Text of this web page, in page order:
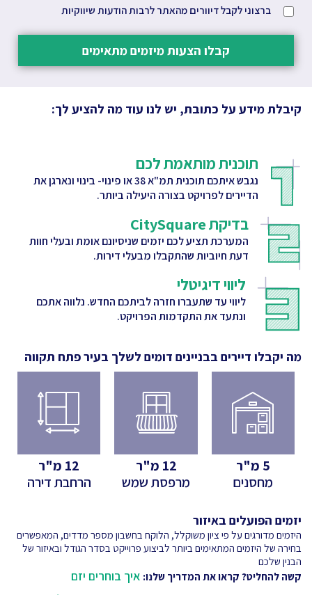
ברצוני לקבל דיוורים מהאתר לרבות הודעות שיווקיות
קבלו הצעות מיזמים מתאימים
קיבלת מידע על כתובת, יש לנו עוד מה להציע לך:
תוכנית מותאמת לכם
נגבש איתכם תוכנית תמ"א 38 או פינוי- בינוי ונארגן את
הדיירים לפרויקט בצורה היעילה ביותר.
בדיקת CitySquare
המערכת תציע לכם יזמים שניסיונם אומת ובעלי חוות
דעת חיוביות שהתקבלו מבעלי דירות.
ליווי דיגיטלי
ליווי עד שתעברו חזרה לביתכם החדש. נלווה אתכם
ונתעד את התקדמות הפרויקט.
מה יקבלו דיירים בבניינים דומים לשלך בעיר פתח תקווה
5 מ"ר
מחסנים
12 מ"ר
מרפסת שמש
12 מ"ר
הרחבת דירה
יזמים הפועלים באיזור
היזמים מדורגים על פי ציון משוקלל, הלוקח בחשבון מספר מדדים, המאפשרים
בחירה של היזמים המתאימים ביותר לביצוע פרוייקט בסדר הגודל ובאיזור של
הבנין שלכם
קשה להחליט? קראו את המדריך שלנו: איך בוחרים יזם